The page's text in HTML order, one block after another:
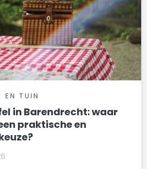
EN TUIN
in Barendrecht: waar
praktische en